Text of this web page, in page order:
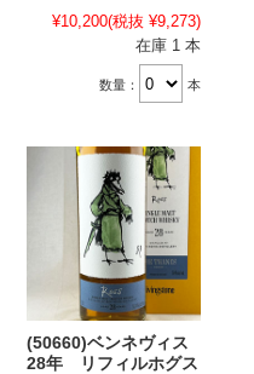
¥10,200(税抜 ¥9,273)
在庫 1 本
数量： 本
(50660)ベンネヴィス
28年 リフィルホグス